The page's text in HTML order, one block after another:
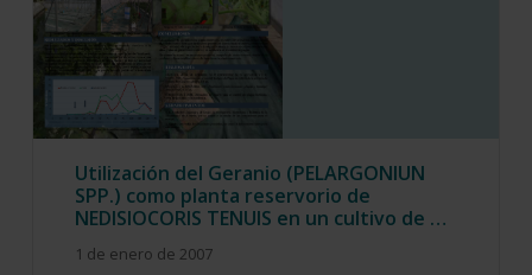
Utilización del Geranio (PELARGONIUN
SPP.) como planta reservorio de
NEDISIOCORIS TENUIS en un cultivo de …
1 de enero de 2007